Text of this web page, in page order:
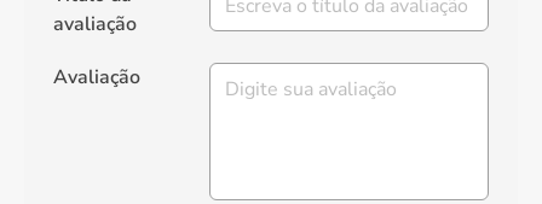
avaliação
Avaliação